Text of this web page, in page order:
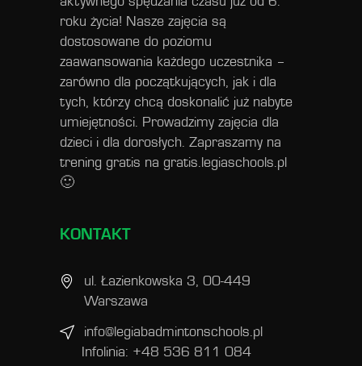
roku życia! Nasze zajęcia są
dostosowane do poziomu
zaawansowania każdego uczestnika –
zarówno dla początkujących, jak i dla
tych, którzy chcą doskonalić już nabyte
umiejętności. Prowadzimy zajęcia dla
dzieci i dla dorosłych. Zapraszamy na
trening gratis na gratis.legiaschools.pl
🙂
KONTAKT
ul. Łazienkowska 3, 00-449
Warszawa
info@legiabadmintonschools.pl
Infolinia: +48 536 811 084